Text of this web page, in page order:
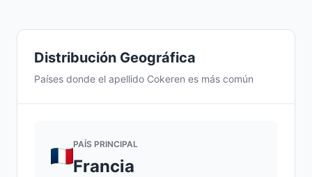
Distribución Geográfica
Países donde el apellido Cokeren es más común
PAÍS PRINCIPAL
Francia